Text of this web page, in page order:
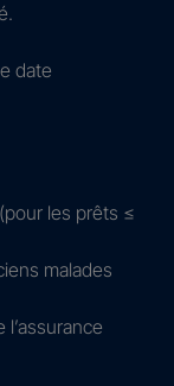
date
les prêts ≤
malades